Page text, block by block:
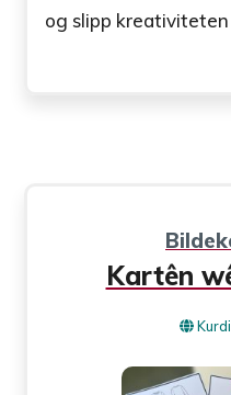
og slipp kreativiteten
Kartên